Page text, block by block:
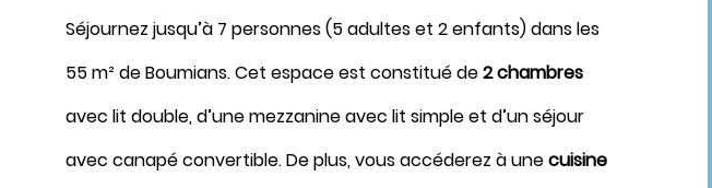
Arrivée
Août 2026
Départ
8
Août 2026
Séjournez jusqu’à 7 personnes (5 adultes et 2 enfants) dans les
55 m² de Boumians. Cet espace est constitué de2 chambres
avec lit double, d’une mezzanine avec lit simple et d’un séjour
avec canapé convertible. De plus, vous accéderez à unecuisine